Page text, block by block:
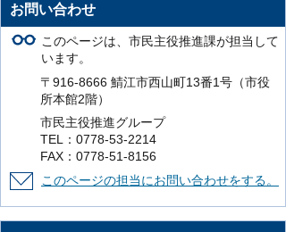
お問い合わせ
このページは、市民主役推進課が担当して
います。
〒916-8666 鯖江市西山町13番1号（市役
所本館2階）
市民主役推進グループ
TEL：0778-53-2214
FAX：0778-51-8156
このページの担当にお問い合わせをする。